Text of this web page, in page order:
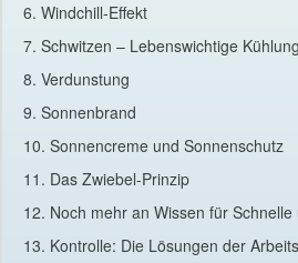
6. Windchill-Effekt
7. Schwitzen – Lebenswichtige Kühlung
8. Verdunstung
9. Sonnenbrand
10. Sonnencreme und Sonnenschutz
11. Das Zwiebel-Prinzip
12. Noch mehr an Wissen für
13. Kontrolle: Die Lösungen der